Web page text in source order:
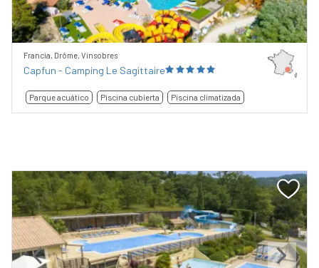
Francia, Drôme, Vinsobres
Capfun - Camping Le Sagittaire
Parque acuático Piscina cubierta Piscina climatizada